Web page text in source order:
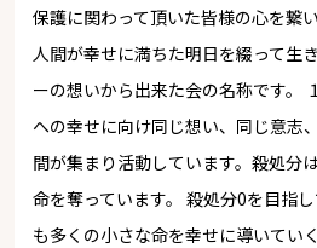
保護に関わって頂いた皆様の心を繋
人間が幸せに満ちた明日を綴って生
ーの想いから出来た会の名称です。
への幸せに向け同じ想い、同じ意志
間が集まり活動しています。殺処分
命を奪っています。 殺処分0を目指
も多くの小さな命を幸せに導いてい